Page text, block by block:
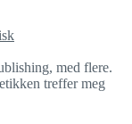
med flere.
treffer meg